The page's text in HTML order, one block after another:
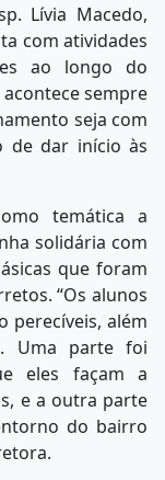
Lívia Macedo,
com atividades
ao longo do
sempre
seja com
de dar início às
temática a
solidária com
que foram
“Os alunos
perecíveis, além
Uma parte foi
eles façam a
e a outra parte
do bairro